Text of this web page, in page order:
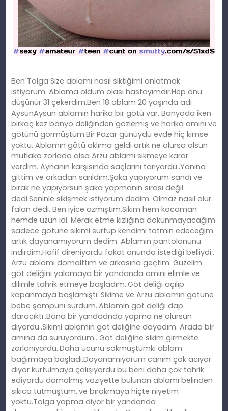
Ben Tolga Size ablamı nasıl siktiğimi anlatmak
istiyorum. Ablama oldum olası hastayımdır.Hep onu
düşünür 31 çekerdim.Ben 18 ablam 20 yaşında adı
AysunAysun ablamın harika bir götü var. Banyoda iken
birkaç kez banyo deliğinden gözlemiş ve harika amını ve
götünü görmüştüm.Bir Pazar günüydü evde hiç kimse
yoktu. Ablamın götü aklıma geldi artık ne olursa olsun
mutlaka zorlada olsa Arzu ablamı sikmeye karar
verdim. Aynanın karşısında saçlarını tarıyordu..Yanına
gittim ve arkadan sarıldım.Şaka yapıyorum sandı ve
bırak ne yapıyorsun şaka yapmanın sırası değil
dedi.Seninle sikişmek istiyorum dedim. Olmaz nasıl olur.
falan dedi. Ben iyice azmıştım.Sikim hem kocaman
hemde uzun idi. Merak etme kızlığına dokunmayacağım
sadece götüne sikimi sürtüp kendimi tatmin edeceğim
artık dayanamıyorum dedim. Ablamın pantolonunu
indirdim.Hafif direniyordu fakat onunda istediği belliydi..
Arzu ablamı domalttım ve arkasına geçtim. Güzelim
göt deliğini yalamaya bir yandanda amını elimle ve
dilimle tahrik etmeye başladım..Göt deliği açılıp
kapanmaya başlamıştı. Sikime ve Arzu ablamın götüne
bebe şampunı sürdüm..Ablamın göt deliği dap
daracıktı..Bana bir yandadnda yapma ne olursun
diyordu..Sikimi ablamın göt deliğine dayadım. Arada bir
amına da sürüyordum.. Göt deliğine sikim girmekte
zorlanıyordu..Daha ucunu sokmuştumki ablam
bağırmaya başladı.Dayanamıyorum canım çok acıyor
diyor kurtulmaya çalışıyordu bu beni daha çok tahrik
ediyordu domalmış vaziyette bulunan ablamı belinden
sıkıca tutmuştum..ve bırakmaya hiçte niyetim
yoktu.Tolga yapma diyor bir yandanda